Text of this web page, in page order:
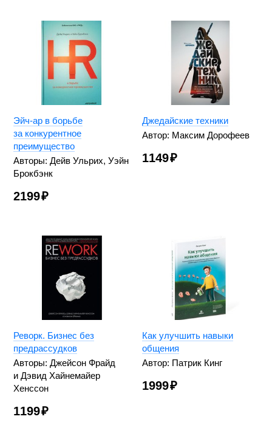
Эйч-ар в борьбе
за конкурентное
преимущество
Авторы: Дейв Ульрих, Уэйн
Брокбэнк
2199₽
Джедайские техники
Автор: Максим Дорофеев
1149₽
Реворк. Бизнес без
предрассудков
Авторы: Джейсон Фрайд
и Дэвид Хайнемайер
Хенссон
1199₽
Как улучшить навыки
общения
Автор: Патрик Кинг
1999₽